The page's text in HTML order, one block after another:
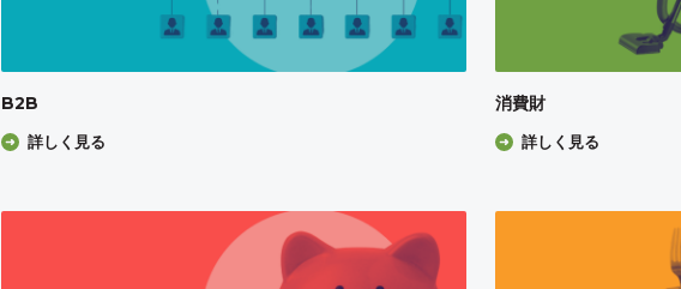
B2B
詳しく見る
消費財
詳しく見る